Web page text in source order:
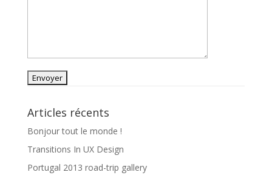
Articles récents
Bonjour tout le monde !
Transitions In UX Design
Portugal 2013 road-trip gallery